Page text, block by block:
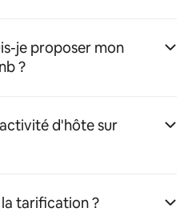
je proposer mon
?
d'hôte sur
tarification ?